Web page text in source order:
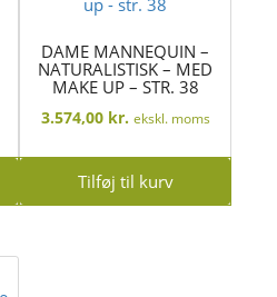
DAME MANNEQUIN –
NATURALISTISK – MED
MAKE UP – STR. 38
3.574,00 kr. ekskl. moms
Tilføj til kurv